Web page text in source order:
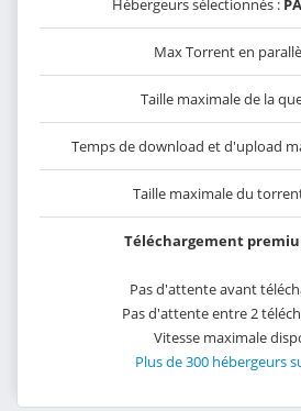
Hébergeurs sélectionnés :
Max Torrent en
Taille maximale de la
Temps de download et d'upload
Taille maximale du
Téléchargement
Pas d'attente avant
Pas d'attente entre 2
Vitesse maximale
Plus de 300 hébergeurs